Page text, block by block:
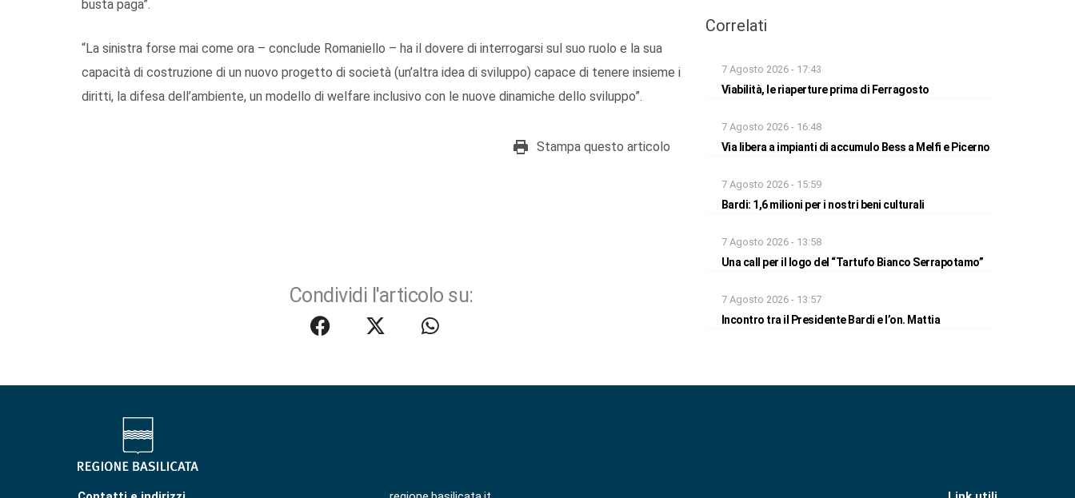
busta paga”.
“La sinistra forse mai come ora – conclude Romaniello – ha il dovere di interrogarsi sul suo ruolo e la sua
capacità di costruzione di un nuovo progetto di società (un’altra idea di sviluppo) capace di tenere insieme i
diritti, la difesa dell’ambiente, un modello di welfare inclusivo con le nuove dinamiche dello sviluppo”.
Stampa questo articolo
Condividi l'articolo su:
Correlati
7 Agosto 2026 - 17:43
Viabilità, le riaperture prima di Ferragosto
7 Agosto 2026 - 16:48
Via libera a impianti di accumulo Bess a Melfi e Picerno
7 Agosto 2026 - 15:59
Bardi: 1,6 milioni per i nostri beni culturali
7 Agosto 2026 - 13:58
Una call per il logo del “Tartufo Bianco Serrapotamo”
7 Agosto 2026 - 13:57
Incontro tra il Presidente Bardi e l’on. Mattia